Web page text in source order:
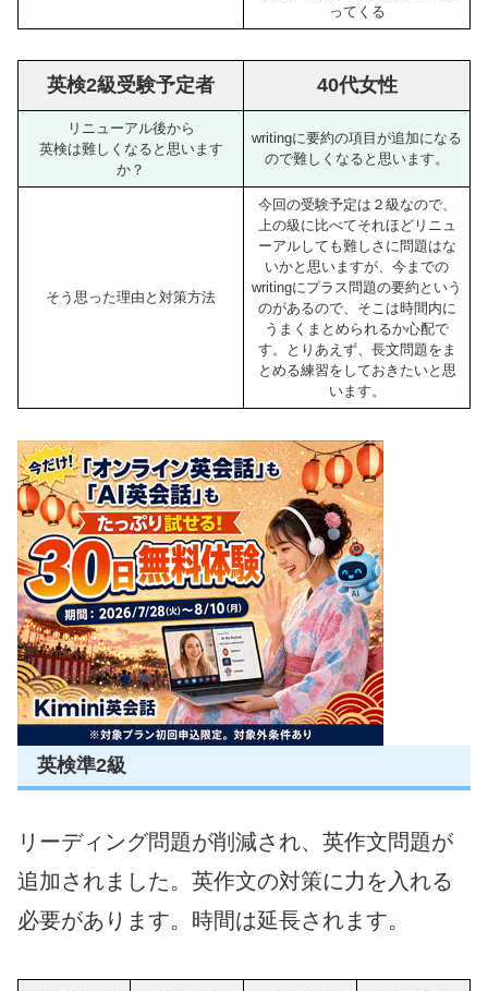
ってくる
英検2級受験予定者 40代女性
リニューアル後から
英検は難しくなると思います
か？
writingに要約の項目が追加になる
ので難しくなると思います。
そう思った理由と対策方法
今回の受験予定は２級なので、
上の級に比べてそれほどリニュ
ーアルしても難しさに問題はな
いかと思いますが、今までの
writingにプラス問題の要約という
のがあるので、そこは時間内に
うまくまとめられるか心配で
す。とりあえず、長文問題をま
とめる練習をしておきたいと思
います。
英検準2級
リーディング問題が削減され、英作文問題が
追加されました。英作文の対策に力を入れる
必要があります。時間は延長されます。